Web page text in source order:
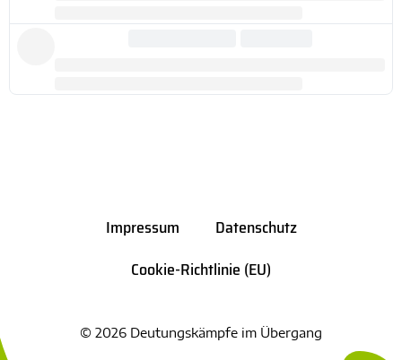
Impressum
Datenschutz
Cookie-Richtlinie (EU)
© 2026 Deutungskämpfe im Übergang